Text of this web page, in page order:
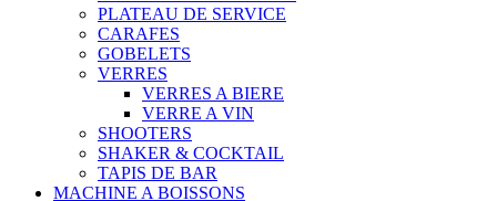
PLATEAU DE SERVICE
CARAFES
GOBELETS
VERRES
VERRES A BIERE
VERRE A VIN
SHOOTERS
SHAKER & COCKTAIL
TAPIS DE BAR
MACHINE A BOISSONS